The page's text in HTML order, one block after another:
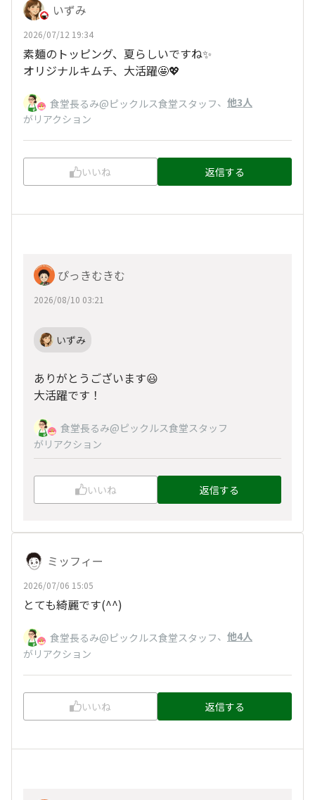
いずみ
2026/07/12 19:34
素麺のトッピング、夏らしいですね✨
オリジナルキムチ、大活躍🤩💖
食堂長るみ@ピックルス食堂スタッフ、 他3人
がリアクション
いいね 返信する
ぴっきむきむ
2026/08/10 03:21
いずみ
ありがとうございます😃
大活躍です！
食堂長るみ@ピックルス食堂スタッフ
がリアクション
いいね 返信する
ミッフィー
2026/07/06 15:05
とても綺麗です(^^)
食堂長るみ@ピックルス食堂スタッフ、 他4人
がリアクション
いいね 返信する